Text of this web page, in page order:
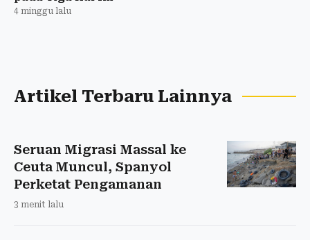
4 minggu lalu
Artikel Terbaru Lainnya
Seruan Migrasi Massal ke
Ceuta Muncul, Spanyol
Perketat Pengamanan
3 menit lalu